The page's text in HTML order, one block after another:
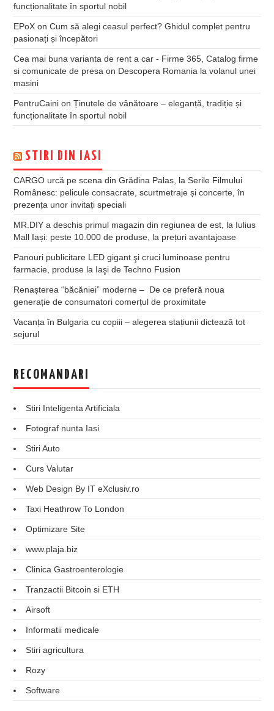
funcționalitate în sportul nobil
EPoX onCum să alegi ceasul perfect? Ghidul complet pentru
pasionați și începători
Cea mai buna varianta de rent a car - Firme 365, Catalog firme
si comunicate de presa on Descopera Romania la volanul unei
masini
PentruCaini onȚinutele de vânătoare – eleganță, tradiție și
funcționalitate în sportul nobil
STIRI DIN IASI
CARGO urcă pe scena din Grădina Palas, la Serile Filmului
Românesc: pelicule consacrate, scurtmetraje și concerte, în
prezența unor invitați speciali
MR.DIY a deschis primul magazin din regiunea de est, la Iulius
Mall Iași: peste 10.000 de produse, la prețuri avantajoase
Panouri publicitare LED gigant şi cruci luminoase pentru
farmacie, produse la Iaşi de Techno Fusion
Renașterea “băcăniei” moderne – De ce preferă noua
generație de consumatori comerțul de proximitate
Vacanța în Bulgaria cu copiii – alegerea stațiunii dictează tot
sejurul
RECOMANDARI
Stiri Inteligenta Artificiala
Fotograf nunta Iasi
Stiri Auto
Curs Valutar
Web Design By IT eXclusiv.ro
Taxi Heathrow To London
Optimizare Site
www.plaja.biz
Clinica Gastroenterologie
Tranzactii Bitcoin si ETH
Airsoft
Informatii medicale
Stiri agricultura
Rozy
Software